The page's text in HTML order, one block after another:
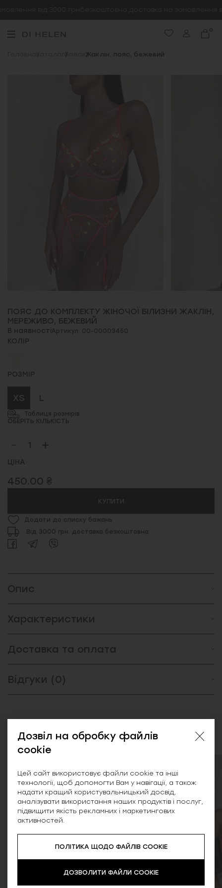
від 3000 грн безкоштовна доставка на замовлення
0
Каталог Пояси Жаклін, пояс, бежевий
ПОЯС ДО КОМПЛЕКТУ ЖІНОЧОЇ БІЛИЗНИ ЖАКЛІН,
МЕРЕЖИВО, БЕЖЕВИЙ
В наявностіАртикул: 00-00003450
КОЛІР
РОЗМІР
XS L
Таблиця розмірів
ОБЕРІТЬ КІЛЬКІСТЬ
ЦІНА
450.00 ₴
КУПИТИ
Додати до списку бажань
Від 3000 грн. доставка безкоштовна
Опис
Характеристики
Доставка та оплата
Відгуки (0)
Схожі товари
Дозвіл на обробку файлів
cookie
Цей сайт використовує файли cookie та інші
технології, щоб допомогти Вам у навігації, а також
надати кращий користувальницький досвід,
аналізувати використання наших продуктів і послуг,
підвищити якість рекламних і маркетингових
активностей.
ПОЛІТИКА ЩОДО ФАЙЛІВ COOKIE
ДОЗВОЛИТИ ФАЙЛИ COOKIE